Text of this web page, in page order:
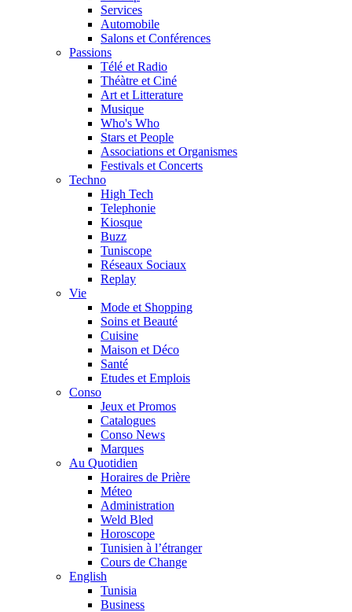
Services
Automobile
Salons et Conférences
Passions
Télé et Radio
Théàtre et Ciné
Art et Litterature
Musique
Who's Who
Stars et People
Associations et Organismes
Festivals et Concerts
Techno
High Tech
Telephonie
Kiosque
Buzz
Tuniscope
Réseaux Sociaux
Replay
Vie
Mode et Shopping
Soins et Beauté
Cuisine
Maison et Déco
Santé
Etudes et Emplois
Conso
Jeux et Promos
Catalogues
Conso News
Marques
Au Quotidien
Horaires de Prière
Méteo
Administration
Weld Bled
Horoscope
Tunisien à l’étranger
Cours de Change
English
Tunisia
Business